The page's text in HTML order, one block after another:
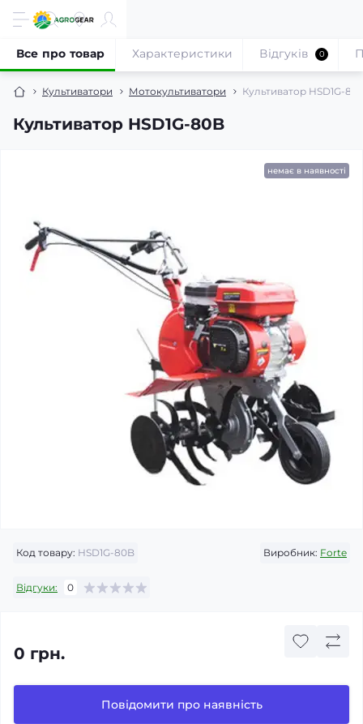
Культиватори Мотокультиватори Культиватор HSD1G-
Культиватор HSD1G-80B
Все про товар Характеристики Відгуків 0
немає в наявності
Код товару: HSD1G-80B Виробник: Forte
Відгуки: 0
0 грн.
Повідомити про наявність